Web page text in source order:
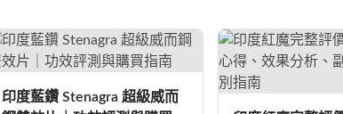
印度藍鑽 Stenagra 超級威而